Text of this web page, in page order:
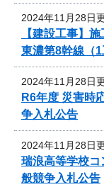
2024年11月28日
【建設工事】
東濃第8幹線（
2024年11月28日
R6年度 災害時
争入札公告
2024年11月28日
瑞浪高等学校
般競争入札公告